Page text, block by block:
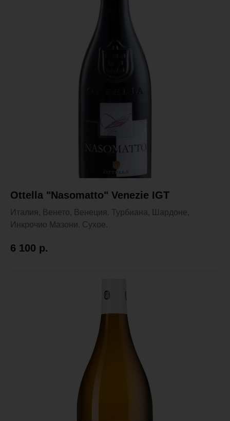
Ottella "Nasomatto" Venezie IGT
Италия, Венето, Венеция. Турбиана, Шардоне,
Инкрочио Мазони. Сухое.
6 100 р.